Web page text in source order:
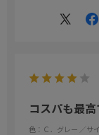
コスパも最
色：Ｃ．グレー ／サ